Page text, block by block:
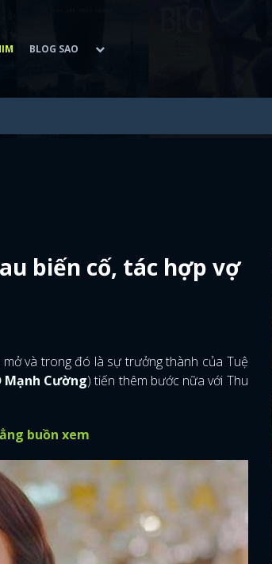
BLOG SAO
biến cố, tác hợp vợ
và trong đó là sự trưởng thành của Tuệ
Mạnh Cường) tiến thêm bước nữa với Thu
buồn xem